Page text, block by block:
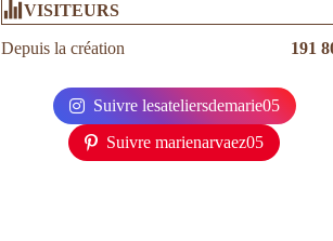
VISITEURS
Depuis la création 191
Suivre lesateliersdemarie05
Suivre marienarvaez05